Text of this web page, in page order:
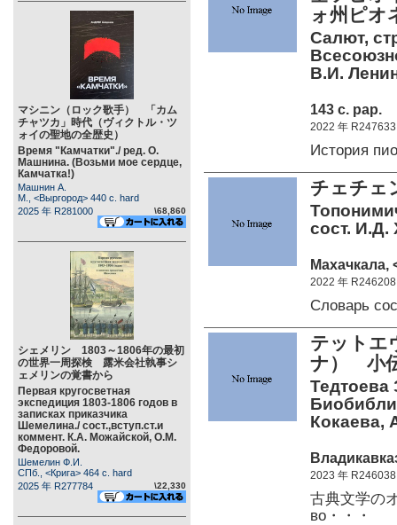
マシニン（ロック歌手） 「カム
チャツカ」時代（ヴィクトル・ツ
ォイの聖地の全歴史）
Время "Камчатки"./ ред. О.
Машнина. (Возьми мое сердце,
Камчатка!)
Машнин А.
М., <Выргород> 440 c. hard
2025 年 R281000
\68,860
シェメリン 1803～1806年の最初
の世界一周探検 露米会社執事シ
ェメリンの覚書から
Первая кругосветная
экспедиция 1803-1806 годов в
записках приказчика
Шемелина./ сост.,вступ.ст.и
коммент. К.А. Можайской, О.М.
Федоровой.
Шемелин Ф.И.
СПб., <Крига> 464 c. hard
2025 年 R277784
\22,330
ォ州ピオ
Салют,
В.И.
143 c. pap.
2022 年 R247633
История
チェチェ
сост. И.Д.
Махачкала,
2022 年 R246208
Словарь
テットエ
ナ） 小
Тедтоева
Кокаева,
2023 年 R246038
古典文学の
во・・・